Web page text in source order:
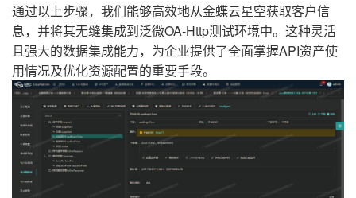
通过以上步骤，我们能够高效地从金蝶云星空获取客户信
息，并将其无缝集成到泛微OA-Http测试环境中。这种灵活
且强大的数据集成能力，为企业提供了全面掌握API资产使
用情况及优化资源配置的重要手段。